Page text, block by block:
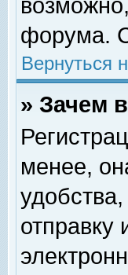
форума.
Вернуться
» Зачем
менее,
отправку